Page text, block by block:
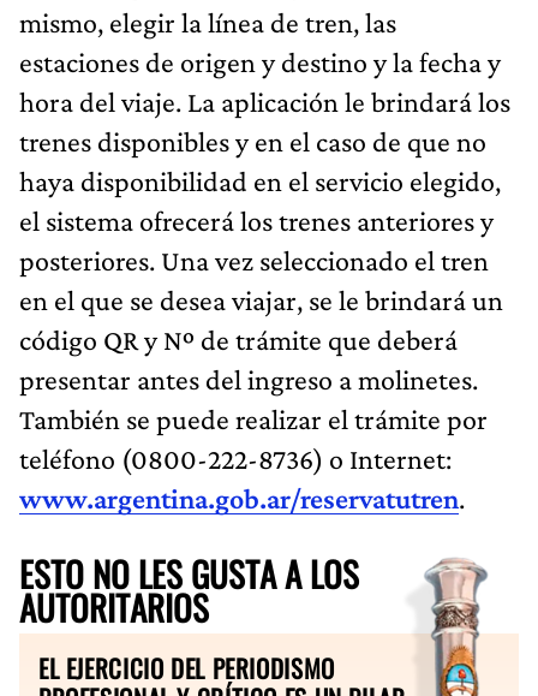
mismo, elegir la línea de tren, las
estaciones de origen y destino y la fecha y
hora del viaje. La aplicación le brindará los
trenes disponibles y en el caso de que no
haya disponibilidad en el servicio elegido,
el sistema ofrecerá los trenes anteriores y
posteriores. Una vez seleccionado el tren
en el que se desea viajar, se le brindará un
código QR y Nº de trámite que deberá
presentar antes del ingreso a molinetes.
También se puede realizar el trámite por
teléfono (0800-222-8736) o Internet:
www.argentina.gob.ar/reservatutren.
ESTO NO LES GUSTA A LOS
AUTORITARIOS
EL EJERCICIO DEL PERIODISMO